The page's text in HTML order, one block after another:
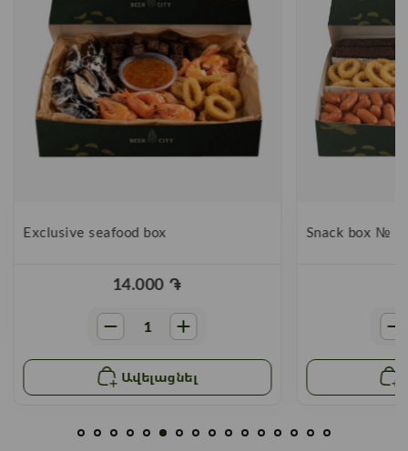
Exclusive seafood box
14.000 ֏
Ավելացնել
Snack box № 3